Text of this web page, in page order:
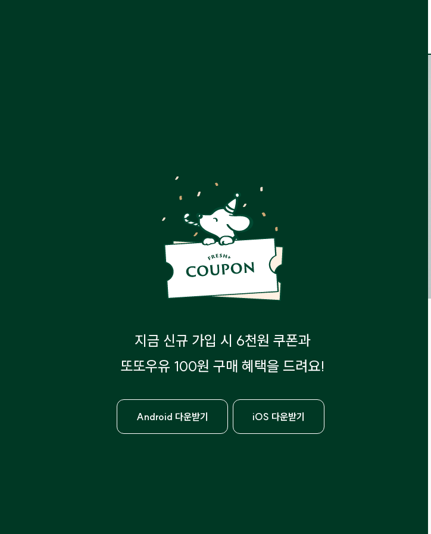
지금 신규 가입 시 6천원 쿠폰과
또또우유 100원 구매 혜택을 드려요!
Android 다운받기 iOS 다운받기